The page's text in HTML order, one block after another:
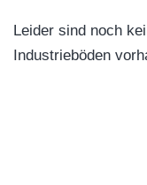
Leider sind noch
Industrieböden